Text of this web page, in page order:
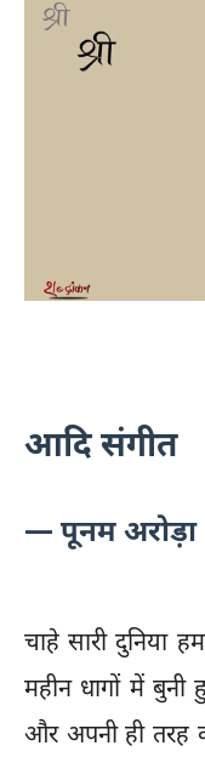
आदि संगीत
— पूनम अरोड़ा
चाहे सारी दुनिया
महीन धागों में बुनी
और अपनी ही तरह